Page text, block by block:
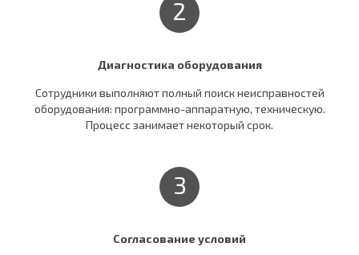
2
Диагностика оборудования
Сотрудники выполняют полный поиск неисправностей
оборудования: программно-аппаратную, техническую.
Процесс занимает некоторый срок.
3
Согласование условий